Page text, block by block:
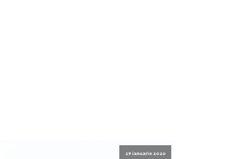
29 ianuarie 2020